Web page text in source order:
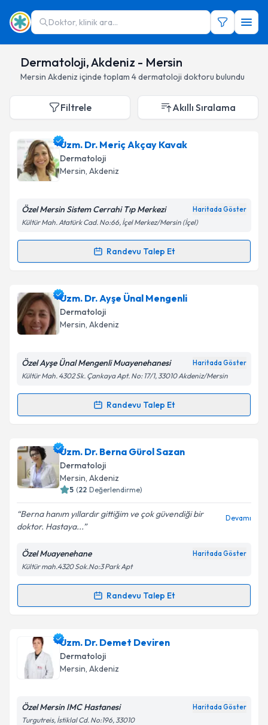
Doktor, klinik ara...
Dermatoloji, Akdeniz - Mersin
Mersin Akdeniz içinde toplam 4dermatoloji doktoru bulundu
Filtrele Akıllı Sıralama
Uzm. Dr. Meriç Akçay Kavak
Dermatoloji
Mersin, Akdeniz
Özel Mersin Sistem Cerrahi Tıp Merkezi Haritada Göster
Kültür Mah. Atatürk Cad. No:66, İçel Merkez/Mersin (İçel)
Randevu Talep Et
Randevu Takvimi Talebi
Uzm. Dr. Meriç Akçay Kavakiçin randevu takvimi
talebi oluşturun. Size bu uzmandan randevu almanız
için bir takvim hazırlandığında e-posta ile
bilgilendireceğiz.
E-posta Adresiniz
Kişisel verilerimin işlenmesine ilişkinAydınlatma
kapsamda işlenmesini kabul ediyorum.
Takvim Talebini Gönder
Uzm. Dr. Ayşe Ünal Mengenli
Dermatoloji
Mersin, Akdeniz
Özel Ayşe Ünal Mengenli Muayenehanesi Haritada Göster
Kültür Mah. 4302 Sk. Çankaya Apt. No: 17/1, 33010 Akdeniz/Mersin
Randevu Talep Et
Randevu Takvimi Talebi
Uzm. Dr. Ayşe Ünal Mengenliiçin randevu takvimi
talebi oluşturun. Size bu uzmandan randevu almanız
için bir takvim hazırlandığında e-posta ile
bilgilendireceğiz.
E-posta Adresiniz
Kişisel verilerimin işlenmesine ilişkin
Metni'ni okudum ve kişisel verilerimin belirtilen
kapsamda işlenmesini kabul ediyorum.
Uzm. Dr. Berna Gürol Sazan
Dermatoloji
Mersin, Akdeniz
5 (22 Değerlendirme)
Berna hanım yıllardır gittiğim ve çok güvendiği bir
doktor. Hastaya...
Devamı
Özel Muayenehane Haritada Göster
Kültür mah.4320 Sok.No:3 Park Apt
Randevu Talep Et
Randevu Takvimi Talebi
Uzm. Dr. Berna Gürol Sazaniçin randevu takvimi
talebi oluşturun. Size bu uzmandan randevu almanız
için bir takvim hazırlandığında e-posta ile
bilgilendireceğiz.
Uzm. Dr. Demet Deviren
Dermatoloji
Mersin, Akdeniz
Özel Mersin IMC Hastanesi Haritada Göster
Turgutreis, İstiklal Cd. No:196, 33010